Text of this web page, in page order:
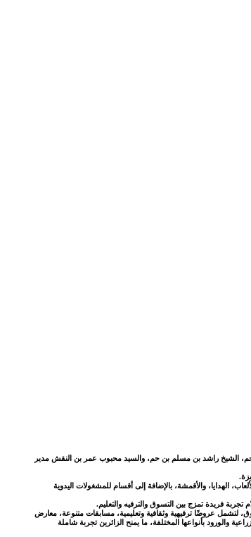
الشيخ راشد بن مسلم بن حم، والسيد محبوب عمر بن النقش مدير
المنتجات الغذائية، الألعاب، الهدايا، والأقمشة، بالإضافة إلى أقسام للمشغولات اليدوية
فريدة تمزج بين التسوق والترفيه والتعليم.
لتشمل عروضًا ترفيهية وثقافية وتعليمية، مسابقات متنوعة، معارض
والورود بأنواعها المختلفة، ما يمنح الزائرين تجربة شاملة